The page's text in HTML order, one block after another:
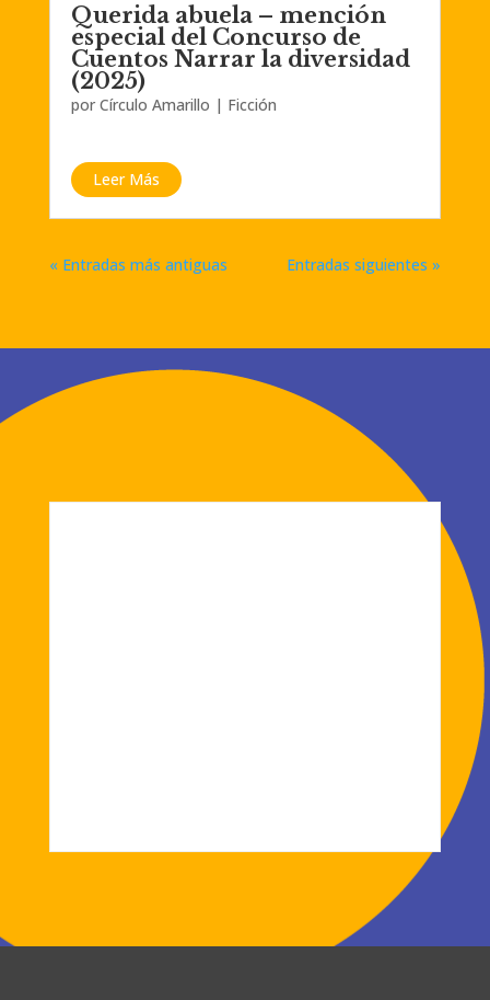
Querida abuela – mención
especial del Concurso de
Cuentos Narrar la diversidad
(2025)
por Círculo Amarillo | Ficción
Leer Más
« Entradas más antiguas Entradas siguientes »